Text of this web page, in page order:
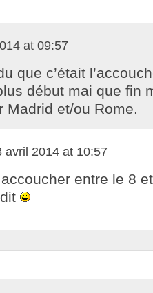
at 09:57
que c’était
début mai que fin
Madrid et/ou Rome.
avril 2014 at 10:57
entre le 8